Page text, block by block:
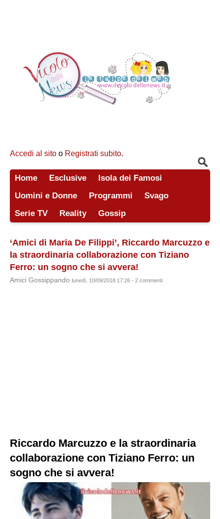
Accedi al sito o Registrati subito.
Home Esclusive
Isola dei Famosi
Uomini e Donne
Programmi
Svago
Serie TV
Reality Gossip
‘Amici di Maria De Filippi’, Riccardo Marcuzzo e
la straordinaria collaborazione con Tiziano
Ferro: un sogno che si avvera!
Amici Gossippando lunedì, 10/09/2018 17:26 - 2 commenti
Riccardo Marcuzzo e la straordinaria
collaborazione con Tiziano Ferro: un
sogno che si avvera!